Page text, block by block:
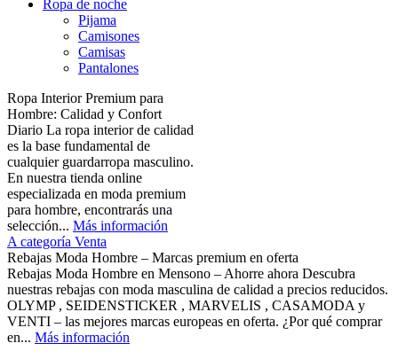
Ropa de noche
Pijama
Camisones
Camisas
Pantalones
Ropa Interior Premium para
Hombre: Calidad y Confort
Diario La ropa interior de calidad
es la base fundamental de
cualquier guardarropa masculino.
En nuestra tienda online
especializada en moda premium
para hombre, encontrarás una
selección... Más información
A categoría Venta
Rebajas Moda Hombre – Marcas premium en oferta
Rebajas Moda Hombre en Mensono – Ahorre ahora Descubra
nuestras rebajas con moda masculina de calidad a precios reducidos.
OLYMP , SEIDENSTICKER , MARVELIS , CASAMODA y
VENTI – las mejores marcas europeas en oferta. ¿Por qué comprar
en... Más información